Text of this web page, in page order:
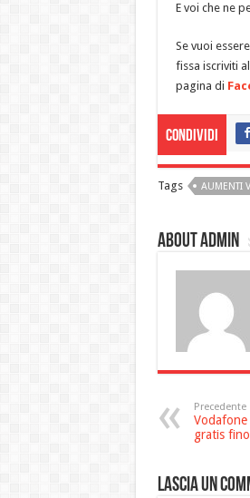
E voi che ne
Se vuoi
fissa iscriviti
pagina di
Condividi
Tags AUMENTI
About admin
Precedente
gratis
Lascia un